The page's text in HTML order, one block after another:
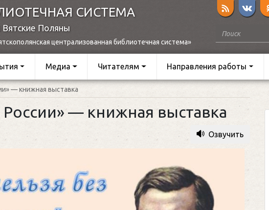
СИСТЕМА
Вятские Поляны
централизованная библиотечная система»
Медиа Читателям Направления работы
— книжная выставка
— книжная выставка
Озвучить